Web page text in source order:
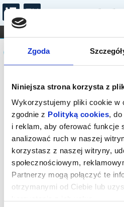
Zgoda
Niniejsza strona korzysta z
Wykorzystujemy pliki cookie w
zgodnie z Polityką cookies,
i reklam, aby oferować funkcje
analizować ruch w naszej
korzystasz z naszej witryny,
społecznościowym,
Partnerzy mogą połączyć te
otrzymanymi od Ciebie lub
FILHARMONIA OPERA I BALET
DLA DZIECI
Komunikat
Sprzedaż on-line
sprawdź dostępność
organizatora.